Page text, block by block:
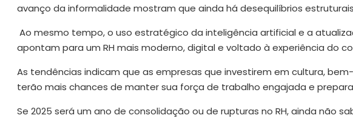
avanço da informalidade mostram que ainda há desequilíbrios
Ao mesmo tempo, o uso estratégico da inteligência artificial e a
apontam para um RH mais moderno, digital e voltado à experiência do
As tendências indicam que as empresas que investirem em cultura,
terão mais chances de manter sua força de trabalho engajada e
Se 2025 será um ano de consolidação ou de rupturas no RH, ainda não